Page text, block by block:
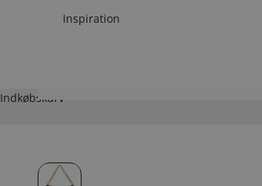
Inspiration
Indkøbskurv